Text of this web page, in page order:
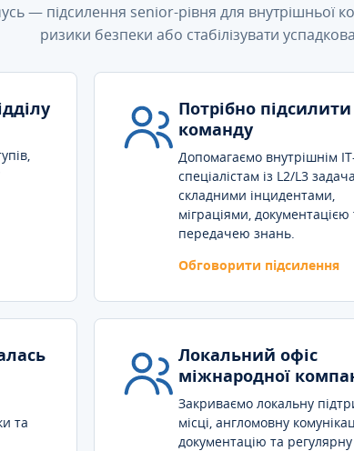
— підсилення senior-рівня для
ризики безпеки або стабілізувати
Потрібно підсилити
команду
Допомагаємо внутрішнім
спеціалістам із L2/L3
складними інцидентами,
міграціями, документацією
передачею знань.
Обговорити підсилення
та
Локальний офіс
міжнародної
Закриваємо локальну
місці, англомовну
документацію та регулярну